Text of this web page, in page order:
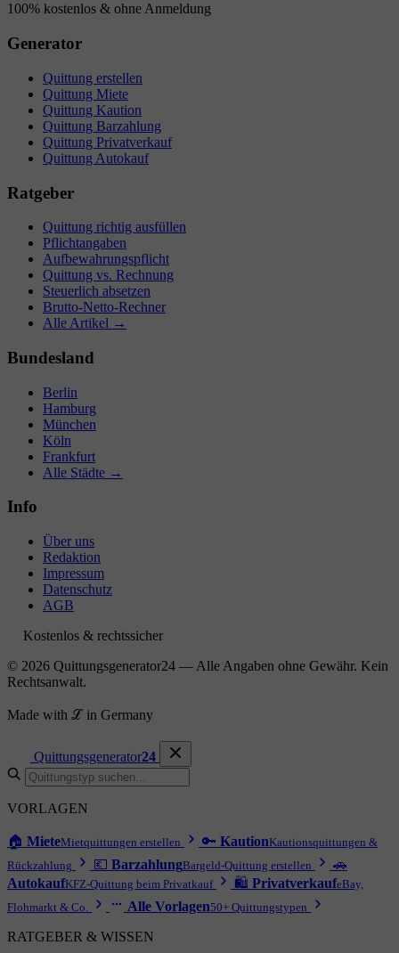
100% kostenlos & ohne Anmeldung
Generator
Quittung erstellen
Quittung Miete
Quittung Kaution
Quittung Barzahlung
Quittung Privatverkauf
Quittung Autokauf
Ratgeber
Quittung richtig ausfüllen
Pflichtangaben
Aufbewahrungspflicht
Quittung vs. Rechnung
Steuerlich absetzen
Brutto-Netto-Rechner
Alle Artikel →
Bundesland
Berlin
Hamburg
München
Köln
Frankfurt
Alle Städte →
Info
Über uns
Redaktion
Impressum
Datenschutz
AGB
Kostenlos & rechtssicher
© 2026 Quittungsgenerator24 — Alle Angaben ohne Gewähr. Kein
Rechtsanwalt.
Made with ℒ in Germany
Quittungsgenerator24
VORLAGEN
🏠 MieteMietquittungen erstellen 🔑 KautionKautionsquittungen &
Rückzahlung
💶 BarzahlungBargeld-Quittung erstellen
🚗
AutokaufKFZ-Quittung beim Privatkauf 🛍 PrivatverkaufeBay,
Flohmarkt & Co.
Alle Vorlagen50+ Quittungstypen
RATGEBER & WISSEN